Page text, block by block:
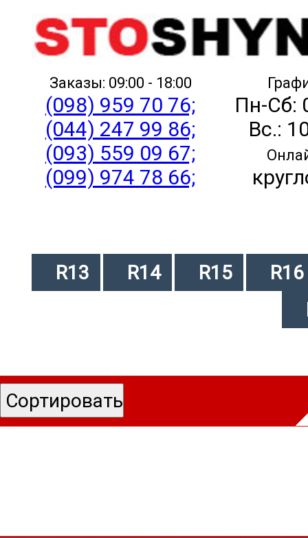
Заказы: 09:00 - 18:00
(098) 959 70 76;
(044) 247 99 86;
(093) 559 09 67;
(099) 974 78 66;
Пн-Сб:
Вс.:
R13 R14 R15
R16